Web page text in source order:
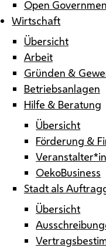
Open
Wirtschaft
Übersicht
Arbeit
Gründen &
Betriebsanlagen
Hilfe & Beratung
Übersicht
Förderung &
OekoBusiness
Stadt als
Übersicht